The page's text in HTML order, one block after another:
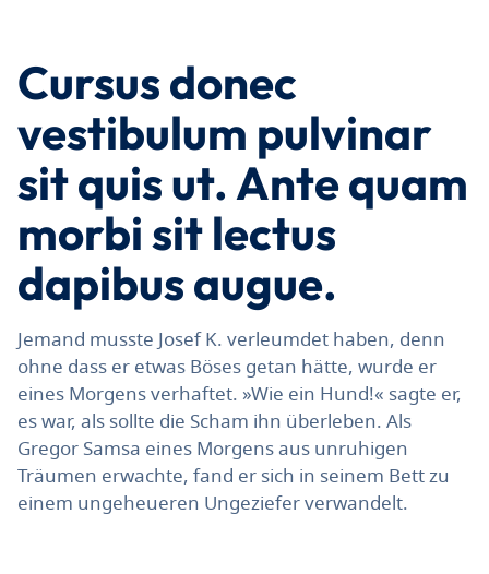
Cursus donec
vestibulum pulvinar
sit quis ut. Ante quam
morbi sit lectus
dapibus augue.
Jemand musste Josef K. verleumdet haben, denn
ohne dass er etwas Böses getan hätte, wurde er
eines Morgens verhaftet. »Wie ein Hund!« sagte er,
es war, als sollte die Scham ihn überleben. Als
Gregor Samsa eines Morgens aus unruhigen
Träumen erwachte, fand er sich in seinem Bett zu
einem ungeheueren Ungeziefer verwandelt.